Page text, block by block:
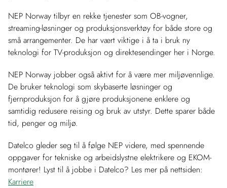
NEP Norway tilbyr en rekke tjenester som OB-vogner,
streaming-løsninger og produksjonsverktøy for både store og
små arrangementer. De har vært viktige i å ta i bruk ny
teknologi for TV-produksjon og direktesendinger her i Norge.
NEP Norway jobber også aktivt for å være mer miljøvennlige.
De bruker teknologi som skybaserte løsninger og
fjernproduksjon for å gjøre produksjonene enklere og
samtidig redusere reising og bruk av utstyr. Dette sparer både
tid, penger og miljø.
Datelco gleder seg til å følge NEP videre, med spennende
oppgaver for tekniske og arbeidslystne elektrikere og EKOM-
montører! Lyst til å jobbe i Datelco? Les mer på nettsiden:
Karriere